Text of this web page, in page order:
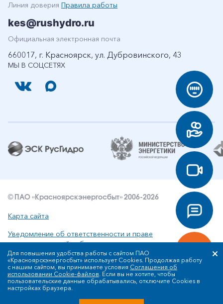
МЫ В СОЦСЕТЯХ
Линия доверия Правила работы
kes@rushydro.ru
Официальная электронная почта
660017, г. Красноярск, ул. Дубровинского, 43
© ПАО «Красноярскэнергосбыт» 2006-2026
Карта сайта
Уведомление об ответственности и праве
интеллектуальной собственности
Политика ПАО «Красноярскэнергосбыт» в отношении
обработки персональных данных
Для повышения удобства работы с сайтом ПАО
«Красноярскэнергосбыт» использует Cookies. Продолжая работу
с нашим сайтом, вы принимаете условия Соглашения об
использовании Cookie-файлов. Если вы не хотите, чтобы
пользовательские данные обрабатывались, отключите Cookies в
настройках браузера.